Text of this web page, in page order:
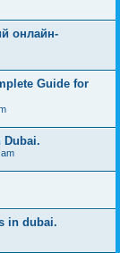
онлайн-
Guide for
Dubai.
in dubai.